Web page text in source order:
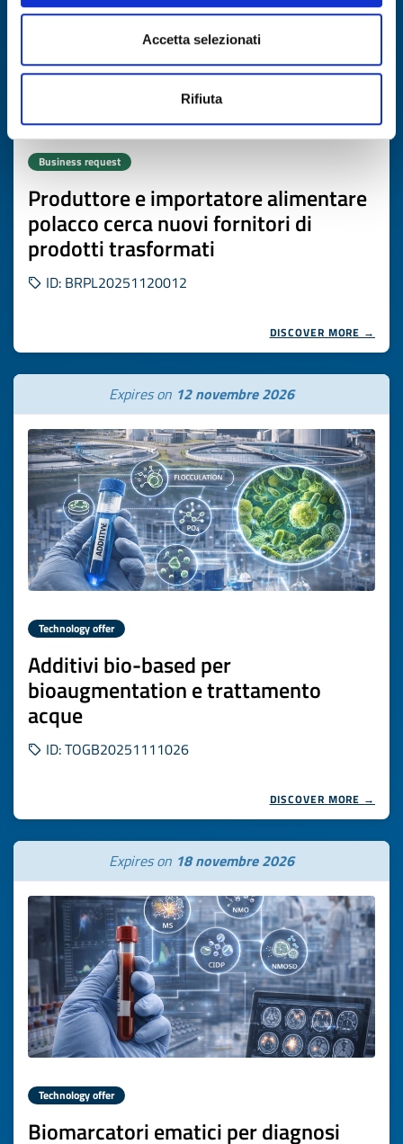
Accetta selezionati
Rifiuta
Business request
Produttore e importatore alimentare
polacco cerca nuovi fornitori di
prodotti trasformati
ID: BRPL20251120012
DISCOVER MORE →
Expires on 12 novembre 2026
Technology offer
Additivi bio-based per
bioaugmentation e trattamento
acque
ID: TOGB20251111026
DISCOVER MORE →
Expires on 18 novembre 2026
Technology offer
Biomarcatori ematici per diagnosi